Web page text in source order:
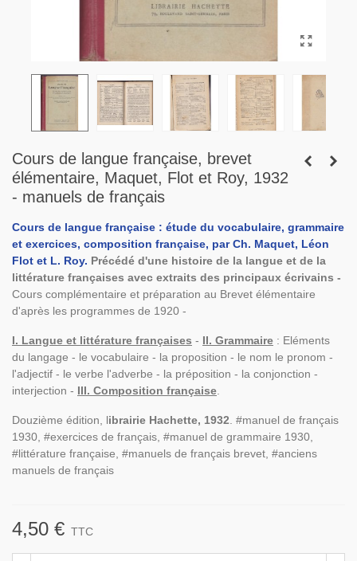
Cours de langue française, brevet
élémentaire, Maquet, Flot et Roy, 1932
- manuels de français
Cours de langue française : étude du vocabulaire, grammaire
et exercices, composition française, par Ch. Maquet, Léon
Flot et L. Roy. Précédé d'une histoire de la langue et de la
littérature françaises avec extraits des principaux écrivains -
Cours complémentaire et préparation au Brevet élémentaire
d'après les programmes de 1920 -
I. Langue et littérature françaises - II. Grammaire : Eléments
du langage - le vocabulaire - la proposition - le nom le pronom -
l'adjectif - le verbe l'adverbe - la préposition - la conjonction -
interjection - III. Composition française
Douzième édition, librairie Hachette, 1932 . #manuel de français
1930, #exercices de français, #manuel de grammaire 1930,
#littérature française, #manuels de français brevet, #anciens
manuels de français
4,50 € TTC